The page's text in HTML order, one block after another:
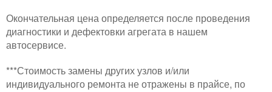
Окончательная цена определяется после проведения
диагностики и дефектовки агрегата в нашем
автосервисе.
***Стоимость замены других узлов и/или
индивидуального ремонта не отражены в прайсе, по